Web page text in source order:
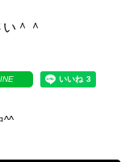
＾＾
^^